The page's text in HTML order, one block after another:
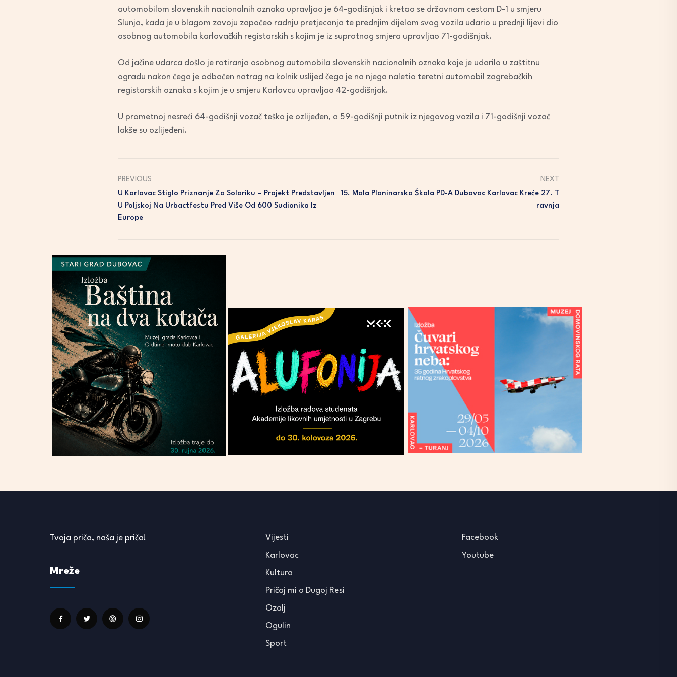
increase
decrease
automobilom slovenskih nacionalnih oznaka upravljao je 64-godišnjak i kretao se državnom cestom D-1 u smjeru
Slunja, kada je u blagom zavoju započeo radnju pretjecanja te prednjim dijelom svog vozila udario u prednji lijevi dio
osobnog automobila karlovačkih registarskih s kojim je iz suprotnog smjera upravljao 71-godišnjak.
Od jačine udarca došlo je rotiranja osobnog automobila slovenskih nacionalnih oznaka koje je udarilo u zaštitnu
ogradu nakon čega je odbačen natrag na kolnik uslijed čega je na njega naletio teretni automobil zagrebačkih
registarskih oznaka s kojim je u smjeru Karlovcu upravljao 42-godišnjak.
U prometnoj nesreći 64-godišnji vozač teško je ozlijeđen, a 59-godišnji putnik iz njegovog vozila i 71-godišnji vozač
lakše su ozlijeđeni.
PREVIOUS
U Karlovac Stiglo Priznanje Za Solariku – Projekt Predstavljen
U Poljskoj Na Urbactfestu Pred Više Od 600 Sudionika Iz
Europe
NEXT
15. Mala Planinarska Škola PD-A Dubovac Karlovac Kreće 27. T
Ravnja
Tvoja priča, naša je priča!
Mreže
Vijesti
Karlovac
Kultura
Pričaj mi o Dugoj Resi
Ozalj
Ogulin
Sport
Facebook
Youtube